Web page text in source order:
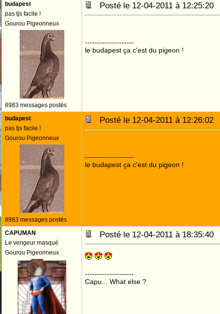
budapest
pas tjs facile !
Gourou Pigeonneux
8983 messages postés
Posté le 12-04-2011 à
--------------------
le budapest ça c'est du pigeon !
budapest
pas tjs facile !
Gourou Pigeonneux
8983 messages postés
Posté le 12-04-2011 à
--------------------
le budapest ça c'est du pigeon !
CAPUMAN
Le vengeur masqué
Gourou Pigeonneux
Posté le 12-04-2011 à
--------------------
Capu... What else ?